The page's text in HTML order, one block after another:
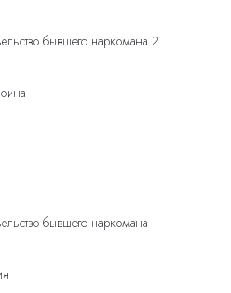
бывшего наркомана 2
бывшего наркомана